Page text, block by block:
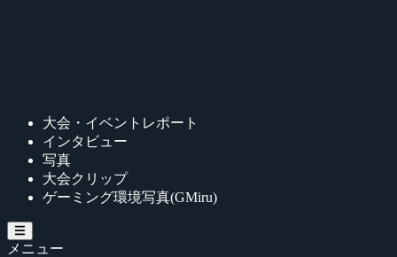
大会・イベントレポート
インタビュー
写真
大会クリップ
ゲーミング環境写真(GMiru)
メニュー